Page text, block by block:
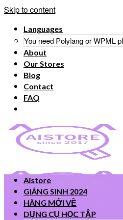
Skip to content
Languages
You need Polylang or WPML
About
Our Stores
Blog
Contact
FAQ
Aistore
GIÁNG SINH 2024
HÀNG MỚI VỀ
DỤNG CỤ HỌC TẬP